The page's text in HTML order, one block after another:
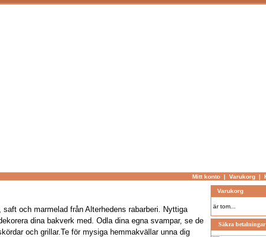
Mitt konto | Varukorg |
och marmelad från Alterhedens rabarberi. Nyttiga
dina bakverk med. Odla dina egna svampar, se de
och grillar.Te för mysiga hemmakvällar unna dig
Varukorg
är tom...
Säkra betalningar